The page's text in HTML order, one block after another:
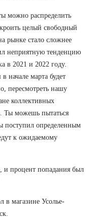
можно распределить
целый свободный
рынке стало сложнее
неприятную тенденцию
в 2021 и 2022 году.
начале марта будет
пересмотреть нашу
коллективных
Ты можешь пытаться
поступил определенным
к ожидаемому
процент попадания был
в магазине Усолье-